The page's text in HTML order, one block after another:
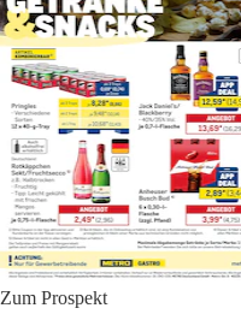
Zum Prospekt